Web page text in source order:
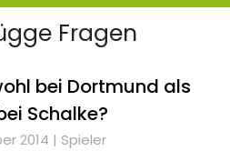
Fragen
bei Dortmund als
Schalke?
2014 | Spieler